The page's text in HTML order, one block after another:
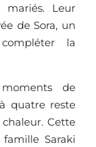
mariés. Leur
de Sora, un
la
de
quatre reste
Cette
Saraki